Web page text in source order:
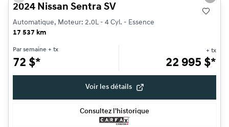
2024 Nissan Sentra SV
Automatique, Moteur: 2.0L - 4 Cyl. - Essence
17 537 km
Par semaine + tx
72 $*
+ tx
22 995 $*
Voir les détails
Consultez l'historique